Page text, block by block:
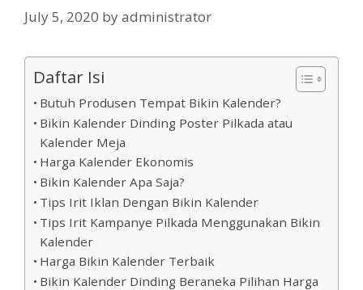
July 5, 2020 byadministrator
Daftar Isi
Butuh Produsen Tempat Bikin Kalender?
Bikin Kalender Dinding Poster Pilkada atau
Kalender Meja
Harga Kalender Ekonomis
Bikin Kalender Apa Saja?
Tips Irit Iklan Dengan Bikin Kalender
Tips Irit Kampanye Pilkada Menggunakan Bikin
Kalender
Harga Bikin Kalender Terbaik
Bikin Kalender Dinding Beraneka Pilihan Harga